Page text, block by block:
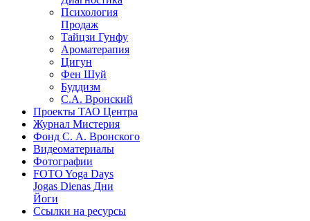
Психология
Продаж
Тайцзи Гунфу
Ароматерапия
Цигун
Фен Шуй
Буддизм
С.А. Вронский
Проекты ТАО Центра
Журнал Мистерия
Фонд С. А. Вронского
Видеоматериалы
Фотографии
FOTO Yoga Days
Jogas Dienas Дни
Йоги
Ссылки на ресурсы